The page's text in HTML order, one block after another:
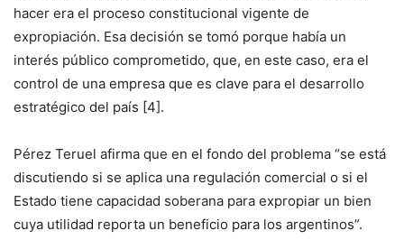
hacer era el proceso constitucional vigente de
expropiación. Esa decisión se tomó porque había un
interés público comprometido, que, en este caso, era el
control de una empresa que es clave para el desarrollo
estratégico del país [4].
Pérez Teruel afirma que en el fondo del problema “se está
discutiendo si se aplica una regulación comercial o si el
Estado tiene capacidad soberana para expropiar un bien
cuya utilidad reporta un beneficio para los argentinos”.